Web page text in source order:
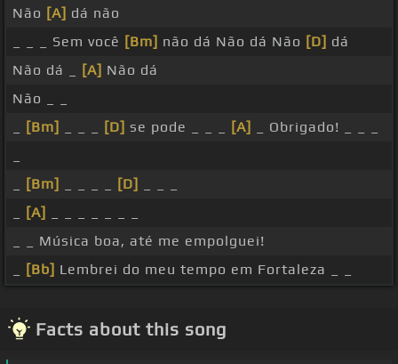
Não [A] dá não
_ _ _ Sem você [Bm] não dá Não dá Não [D] dá
Não dá _
[A] Não dá
Não _ _
[Bm] [D] se pode _ _ _ [A]
_ Obrigado! _ _ _
[Bm] [D]
[A]
_ _ Música boa, até me empolguei!
[Bb] Lembrei do meu tempo em Fortaleza _ _
Facts about this song